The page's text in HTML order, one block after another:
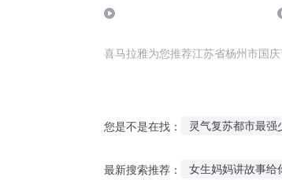
喜马拉雅为您推荐江苏省杨州市国
您是不是在找： 灵气复苏都市最强
最新搜索推荐： 女生妈妈讲故事给